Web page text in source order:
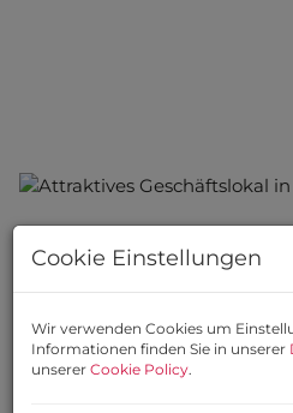
Beschreibung
frequentierter
Cookie Einstellungen
Wir verwenden Cookies um
Informationen finden Sie in unserer
unserer Cookie Policy.